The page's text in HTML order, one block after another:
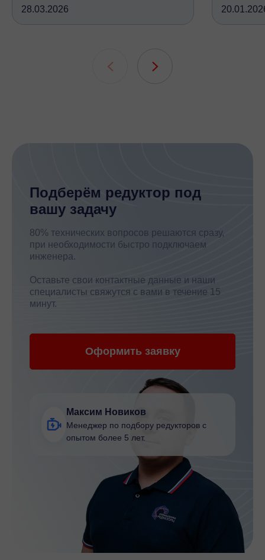
крутящий момент, но устроены
принципиально по-разному, при
28.03.2026
всех
Подберём редуктор под
вашу задачу
80% технических вопросов решаются сразу,
при необходимости быстро подключаем
инженера.
Оставьте свои контактные данные и наши
специалисты свяжутся с вами в течение 15
минут.
Оформить заявку
Максим Новиков
Менеджер по подбору редукторов с
опытом более 5 лет.